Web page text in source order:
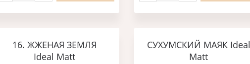
16. ЖЖЕНАЯ ЗЕМЛЯ
Ideal Matt
СУХУМСКИЙ МАЯК Ideal
Matt